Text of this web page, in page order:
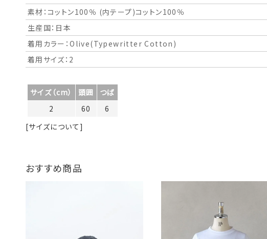
素材：コットン100％ (内テープ)コットン100％
生産国：日本
着用カラー：Olive(Typewritter Cotton)
着用サイズ：2
サイズ（cm） 頭囲
つば
2
60
6
[サイズについて]
おすすめ商品